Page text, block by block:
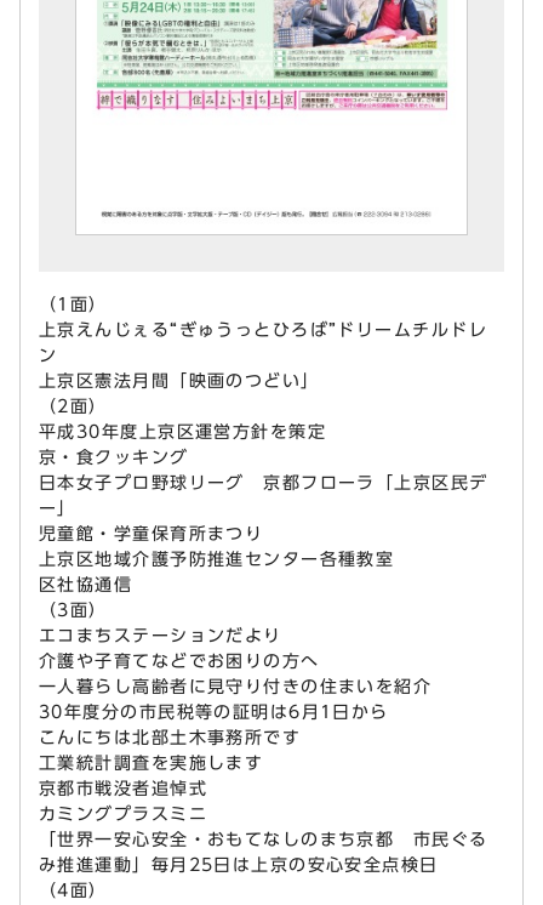
（1面）
上京えんじぇる“ぎゅうっとひろば”ドリームチルドレ
ン
上京区憲法月間「映画のつどい」
（2面）
平成30年度上京区運営方針を策定
京・食クッキング
日本女子プロ野球リーグ 京都フローラ「上京区民デ
ー」
児童館・学童保育所まつり
上京区地域介護予防推進センター各種教室
区社協通信
（3面）
エコまちステーションだより
介護や子育てなどでお困りの方へ
一人暮らし高齢者に見守り付きの住まいを紹介
30年度分の市民税等の証明は6月1日から
こんにちは北部土木事務所です
工業統計調査を実施します
京都市戦没者追悼式
カミングプラスミニ
「世界一安心安全・おもてなしのまち京都 市民ぐる
み推進運動」毎月25日は上京の安心安全点検日
（4面）